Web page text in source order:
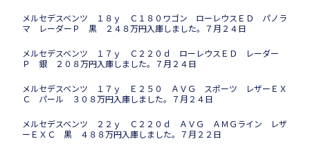
メルセデスベンツ １８ｙ Ｃ１８０ワゴン ローレウスＥＤ パノラ
マ レーダーＰ 黒 ２４８万円入庫しました。７月２４日
メルセデスベンツ １７ｙ Ｃ２２０ｄ ローレウスＥＤ レーダー
Ｐ 銀 ２０８万円入庫しました。７月２４日
メルセデスベンツ １７ｙ Ｅ２５０ ＡＶＧ スポーツ レザーＥＸ
Ｃ パール ３０８万円入庫しました。７月２４日
メルセデスベンツ ２２ｙ Ｃ２２０ｄ ＡＶＧ ＡＭＧライン レザ
ーＥＸＣ 黒 ４８８万円入庫しました。７月２２日